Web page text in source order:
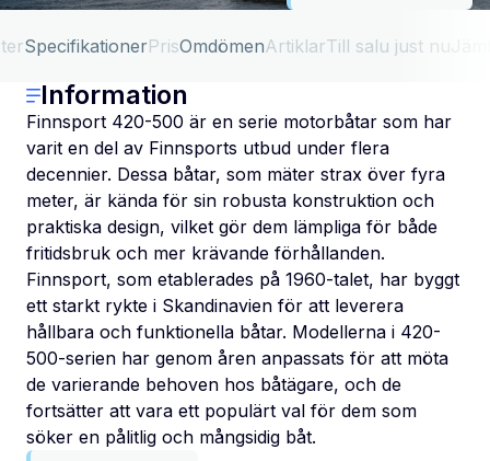
SpecifikationerPrisOmdömenArtiklarTill salu just nu
Information
Finnsport 420-500 är en serie motorbåtar som har
varit en del av Finnsports utbud under flera
decennier. Dessa båtar, som mäter strax över fyra
meter, är kända för sin robusta konstruktion och
praktiska design, vilket gör dem lämpliga för både
fritidsbruk och mer krävande förhållanden.
Finnsport, som etablerades på 1960-talet, har byggt
ett starkt rykte i Skandinavien för att leverera
hållbara och funktionella båtar. Modellerna i 420-
500-serien har genom åren anpassats för att möta
de varierande behoven hos båtägare, och de
fortsätter att vara ett populärt val för dem som
söker en pålitlig och mångsidig båt.